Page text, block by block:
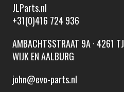
JLParts.nl
+31(0)416 724 936
AMBACHTSSTRAAT 9A · 4261 TJ
WIJK EN AALBURG
john@evo-parts.nl